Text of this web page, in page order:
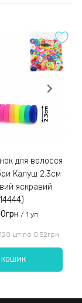
Калуш 2.3см
яскравий
/ 1 уп
шт по 0.52грн
КОШИК